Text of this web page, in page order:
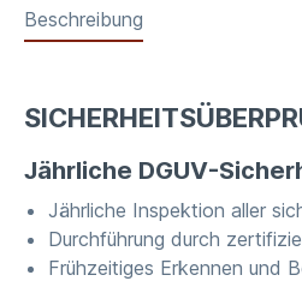
Beschreibung
Jährliche DGUV-
Jährliche Inspektion aller
Durchführung durch
Frühzeitiges Erkennen und